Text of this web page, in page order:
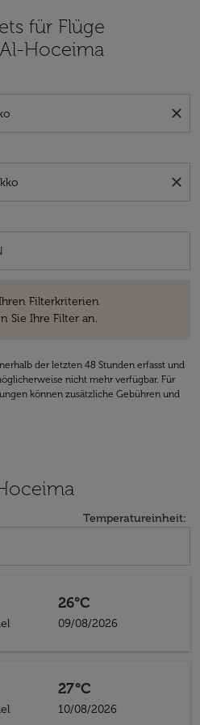
für Flüge
Hoceima
close
close
Filterkriterien
Sie Ihre Filter an.
der letzten 48 Stunden erfasst und
nicht mehr verfügbar. Für
können zusätzliche Gebühren und
Temperatureinheit:
26°C
09/08/2026
27°C
10/08/2026